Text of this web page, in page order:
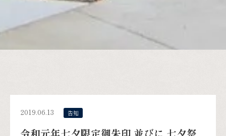
2019.06.13 告知